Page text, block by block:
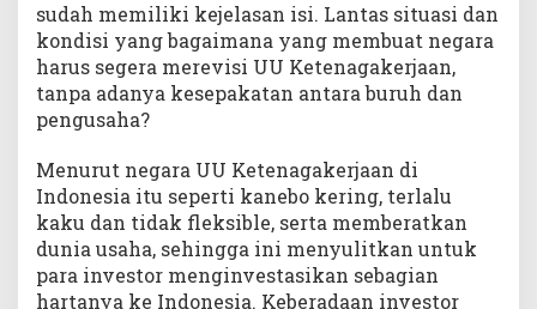
sudah memiliki kejelasan isi. Lantas situasi dan
kondisi yang bagaimana yang membuat negara
harus segera merevisi UU Ketenagakerjaan,
tanpa adanya kesepakatan antara buruh dan
pengusaha?
Menurut negara UU Ketenagakerjaan di
Indonesia itu seperti kanebo kering, terlalu
kaku dan tidak fleksible, serta memberatkan
dunia usaha, sehingga ini menyulitkan untuk
para investor menginvestasikan sebagian
hartanya ke Indonesia. Keberadaan investor